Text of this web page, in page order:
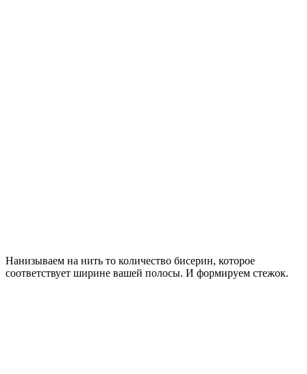
Нанизываем на нить то количество бисерин, которое
соответствует ширине вашей полосы. И формируем стежок.